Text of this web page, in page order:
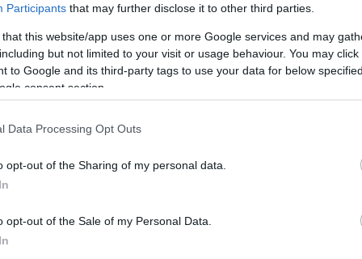
Participants that may further disclose it to other third parties.
that this website/app uses one or more Google services and may
but not limited to your visit or usage behaviour. You may
to Google and its third-party tags to use your data for below
consent section.
Data Processing Opt Outs
opt-out of the Sharing of my personal data.
opt-out of the Sale of my Personal Data.
(care, in ciuda efectului scontat, acela de
adauga ulei hidratant in apa din cada pentru
efectul aromaterapeutic de relaxare si
de cosmetizare in sezonul rece
de ordin climatic tind sa acutizeze senzatia
se va reflecta prin urmare si in
Nu fi tentata sa folosesti aceeasi
pielii tale se schimba o data cu vremea.